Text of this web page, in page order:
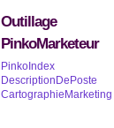
Outillage
PinkoMarketeur
PinkoIndex
DescriptionDePoste
CartographieMarketing